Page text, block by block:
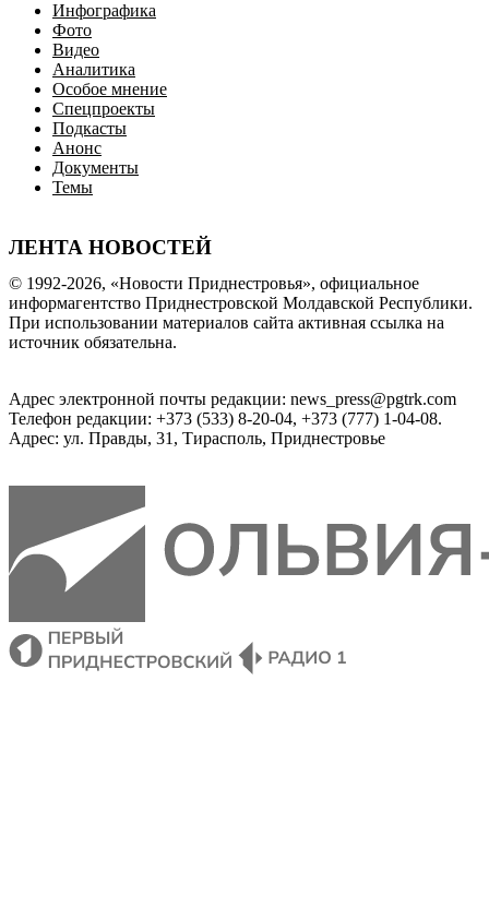
Инфографика
Фото
Видео
Аналитика
Особое мнение
Спецпроекты
Подкасты
Анонс
Документы
Темы
ЛЕНТА НОВОСТЕЙ
© 1992-2026, «Новости Приднестровья», официальное
информагентство Приднестровской Молдавской Республики.
При использовании материалов сайта активная ссылка на
источник обязательна.
Адрес электронной почты редакции: news_press@pgtrk.com
Телефон редакции: +373 (533) 8-20-04, +373 (777) 1-04-08.
Адрес: ул. Правды, 31, Тирасполь, Приднестровье